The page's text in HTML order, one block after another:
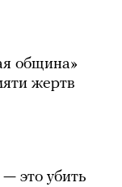
община»
жертв
это убить